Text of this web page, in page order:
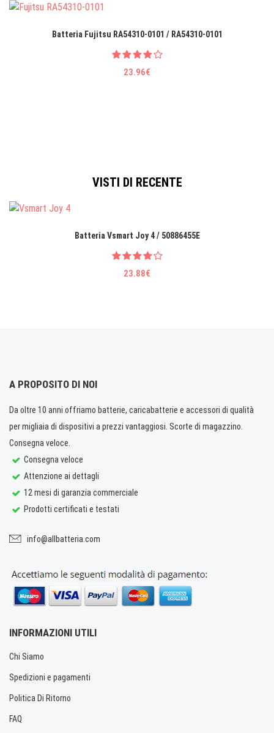
Batteria Fujitsu RA54310-0101 / RA54310-0101
23.96€
VISTI DI RECENTE
Batteria Vsmart Joy 4 / 50886455E
23.88€
A PROPOSITO DI NOI
Da oltre 10 anni offriamo batterie, caricabatterie e accessori di qualità
per migliaia di dispositivi a prezzi vantaggiosi. Scorte di magazzino.
Consegna veloce.
Consegna veloce
Attenzione ai dettagli
12 mesi di garanzia commerciale
Prodotti certificati e testati
info@allbatteria.com
INFORMAZIONI UTILI
Chi Siamo
Spedizioni e pagamenti
Politica Di Ritorno
FAQ